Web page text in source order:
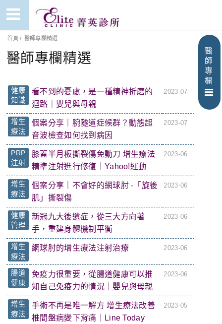
醫
師
專
欄
首頁 / 醫師專欄精選
醫師專欄精選
健康
知識
看不到的憂慮，是一種精神折磨的
迴路｜嬰兒與母親
2023-07
增生
療法
個案分享｜腕隧道症候群？動態超
音波檢查如何找到病因
2023-07
PRP
注射
膝蓋半月板撕裂傷免動刀 增生療法
精準注射進行修復｜Yahoo!運動
2023-06
增生
療法
個案分享｜不會好的網球肘 -「旋後
肌」撕裂傷
2023-06
健康
管理
新冠九大後遺症，從三大方向著
手，重建身體機制平衡
2023-06
增生
療法
網球肘的增生療法注射治療 2023-06
腸道
健康
免疫力很重要，從腸道健康可以推
知自己免疫力的情況｜嬰兒與母親
2023-06
增生
療法
手術不再是唯一解方 增生療法改善
椎間盤病變下背痛｜Line Today
2023-05